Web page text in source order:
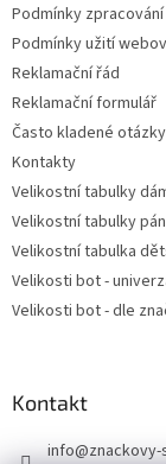
Podmínky
Podmínky užití
Reklamační řád
Reklamační formulář
Často kladené otázky
Kontakty
Velikostní tabulky
Velikostní tabulky
Velikostní tabulka
Velikosti bot -
Velikosti bot - dle
Kontakt
info@